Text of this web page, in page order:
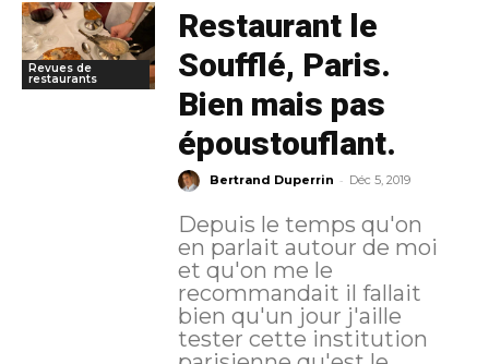
Revues de
restaurants
Restaurant le
Soufflé, Paris.
Bien mais pas
époustouflant.
Bertrand Duperrin - Déc 5, 2019
Depuis le temps qu'on
en parlait autour de moi
et qu'on me le
recommandait il fallait
bien qu'un jour j'aille
tester cette institution